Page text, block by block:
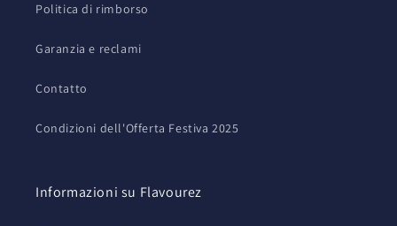
Politica di rimborso
Garanzia e reclami
Contatto
Condizioni dell'Offerta Festiva 2025
Informazioni su Flavourez